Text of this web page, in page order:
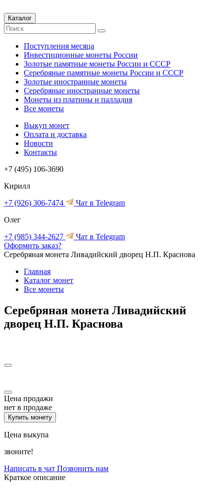
Каталог
Поступления месяца
Инвестиционные монеты России
Золотые памятные монеты России и СССР
Серебряные памятные монеты России и СССР
Золотые иностранные монеты
Серебряные иностранные монеты
Монеты из платины и палладия
Все монеты
Выкуп монет
Оплата и доставка
Новости
Контакты
+7 (495) 106-3690
Кирилл
+7 (926) 306-7474
Чат в Telegram
Олег
+7 (985) 344-2627
Чат в Telegram
Оформить заказ?
Серебряная монета Ливадийский дворец Н.П. Краснова
Главная
Каталог монет
Все монеты
Серебряная монета Ливадийский
дворец Н.П. Краснова
Цена продажи
нет в продаже
Купить монету
Цена выкупа
звоните!
Написать в чат Позвонить нам
Краткое описание